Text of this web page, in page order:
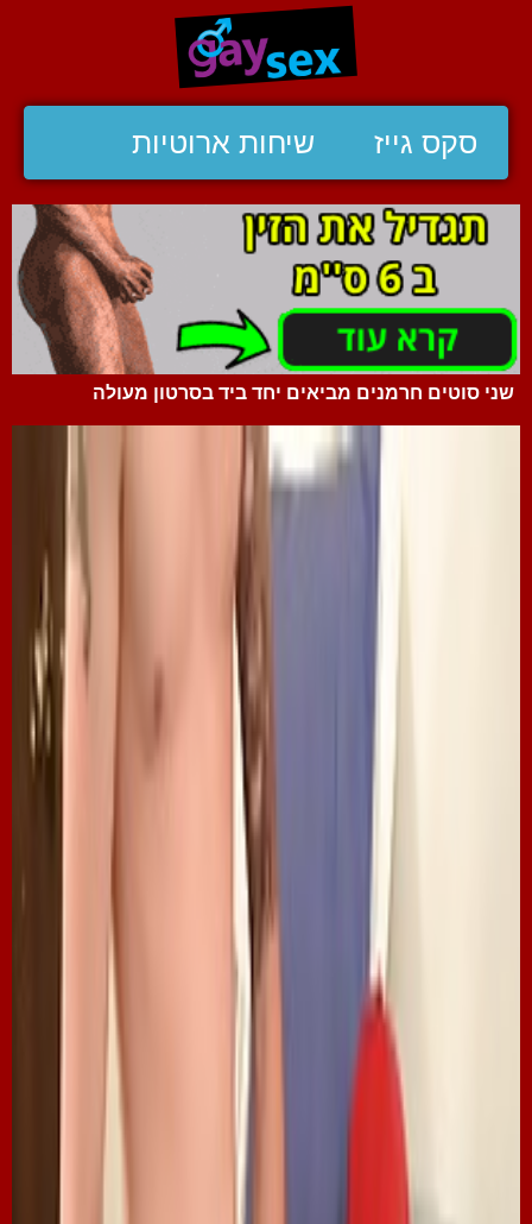
סקס גייז שיחות ארוטיות
שני סוטים חרמנים מביאים יחד ביד בסרטון מעולה